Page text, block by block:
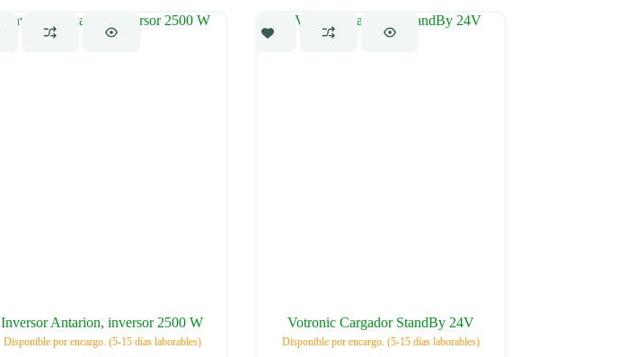
Inversor Antarion, inversor 2500 W
Disponible por encargo. (5-15 días laborables)
Votronic Cargador StandBy 24V
Disponible por encargo. (5-15 días laborables)